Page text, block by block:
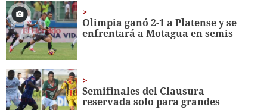
1
minute,
56
seconds
Olimpia ganó 2-1 a Platense y se
enfrentará a Motagua en semis
Semifinales del Clausura
reservada solo para grandes